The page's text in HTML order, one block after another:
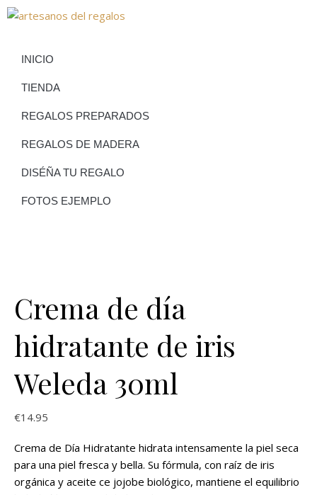
INICIO
TIENDA
REGALOS PREPARADOS
REGALOS DE MADERA
DISÉÑA TU REGALO
FOTOS EJEMPLO
Crema de día
hidratante de iris
Weleda 30ml
€14.95
Crema de Día Hidratante hidrata intensamente la piel seca
para una piel fresca y bella. Su fórmula, con raíz de iris
orgánica y aceite ce jojobe biológico, mantiene el equilibrio